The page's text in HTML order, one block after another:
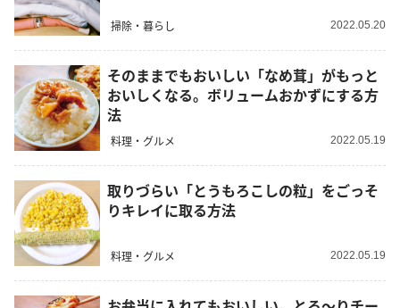
掃除・暮らし 2022.05.20
そのままでもおいしい「なめ茸」がもっと
おいしくなる。ボリュームおかずにする方
法
料理・グルメ 2022.05.19
取りづらい「とうもろこしの粒」をごっそ
りキレイに取る方法
料理・グルメ 2022.05.19